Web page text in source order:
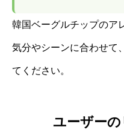
韓国ベーグルチップのア
気分やシーンに合わせて
てください。
ユーザー